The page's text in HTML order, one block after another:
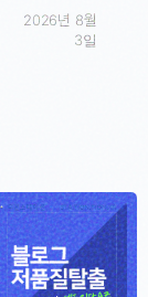
2026년 8월
3일